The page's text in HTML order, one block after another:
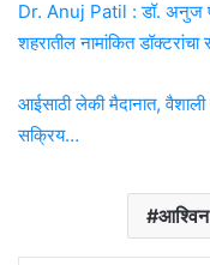
Dr. Anuj Patil : डॉ. अनुज
शहरातील नामांकित डॉक्टरांचा
आईसाठी लेकी मैदानात, वैशाली
सक्रिय…